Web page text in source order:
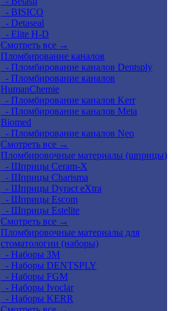
- BISICO
- Detaseal
- Elite H-D
Смотреть все →
Пломбирование каналов
- Пломбирование каналов Dentsply
- Пломбирование каналов
HumanChemie
- Пломбирование каналов Kerr
- Пломбирование каналов Meta
Biomed
- Пломбирование каналов Neo
Смотреть все →
Пломбировочные материалы (шприцы)
- Шприцы Ceram-X
- Шприцы Charisma
- Шприцы Dyract eXtra
- Шприцы Escom
- Шприцы Estelite
Смотреть все →
Пломбировочные материалы для
стоматологии (наборы)
- Наборы 3М
- Наборы DENTSPLY
- Наборы FGM
- Наборы Ivoclar
- Наборы KERR